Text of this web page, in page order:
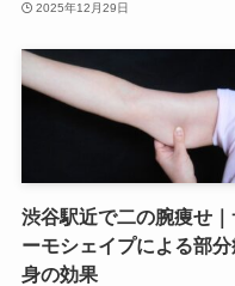
2025年12月29日
渋谷駅近で二の腕痩せ｜
ーモシェイプによる部分
身の効果